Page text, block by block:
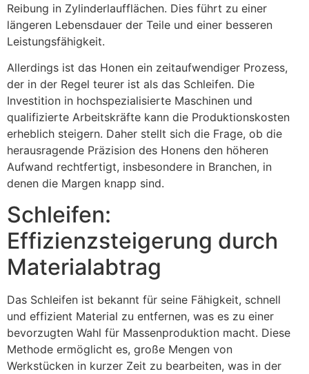
Reibung in Zylinderlaufflächen. Dies führt zu einer
längeren Lebensdauer der Teile und einer besseren
Leistungsfähigkeit.
Allerdings ist das Honen ein zeitaufwendiger Prozess,
der in der Regel teurer ist als das Schleifen. Die
Investition in hochspezialisierte Maschinen und
qualifizierte Arbeitskräfte kann die Produktionskosten
erheblich steigern. Daher stellt sich die Frage, ob die
herausragende Präzision des Honens den höheren
Aufwand rechtfertigt, insbesondere in Branchen, in
denen die Margen knapp sind.
Schleifen:
Effizienzsteigerung durch
Materialabtrag
Das Schleifen ist bekannt für seine Fähigkeit, schnell
und effizient Material zu entfernen, was es zu einer
bevorzugten Wahl für Massenproduktion macht. Diese
Methode ermöglicht es, große Mengen von
Werkstücken in kurzer Zeit zu bearbeiten, was in der